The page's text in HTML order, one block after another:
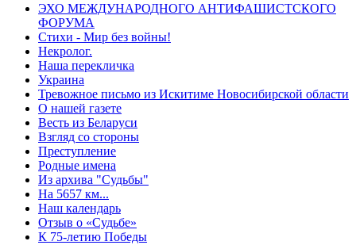
ЭХО МЕЖДУНАРОДНОГО АНТИФАШИСТСКОГО
ФОРУМА
Стихи - Мир без войны!
Некролог.
Наша перекличка
Украина
Тревожное письмо из Искитиме Новосибирской области
О нашей газете
Весть из Беларуси
Взгляд со стороны
Преступление
Родные имена
Из архива "Судьбы"
На 5657 км...
Наш календарь
Отзыв о «Судьбе»
К 75-летию Победы